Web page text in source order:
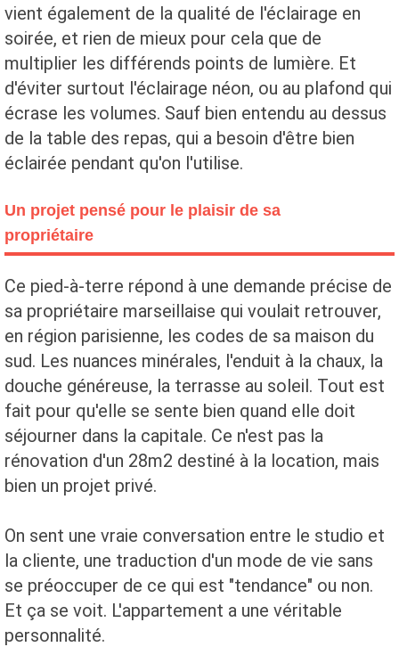
vient également de la qualité de l'éclairage en
soirée, et rien de mieux pour cela que de
multiplier les différends points de lumière. Et
d'éviter surtout l'éclairage néon, ou au plafond qui
écrase les volumes. Sauf bien entendu au dessus
de la table des repas, qui a besoin d'être bien
éclairée pendant qu'on l'utilise.
Un projet pensé pour le plaisir de sa
propriétaire
Ce pied-à-terre répond à une demande précise de
sa propriétaire marseillaise qui voulait retrouver,
en région parisienne, les codes de sa maison du
sud. Les nuances minérales, l'enduit à la chaux, la
douche généreuse, la terrasse au soleil. Tout est
fait pour qu'elle se sente bien quand elle doit
séjourner dans la capitale. Ce n'est pas la
rénovation d'un 28m2 destiné à la location, mais
bien un projet privé.
On sent une vraie conversation entre le studio et
la cliente, une traduction d'un mode de vie sans
se préoccuper de ce qui est "tendance" ou non.
Et ça se voit. L'appartement a une véritable
personnalité.